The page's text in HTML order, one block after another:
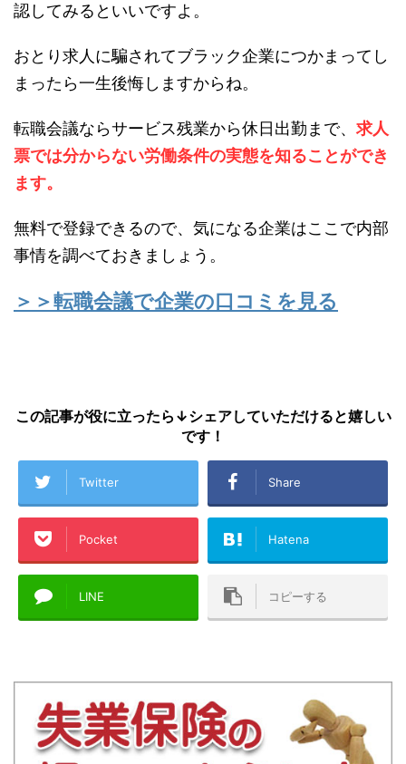
認してみるといいですよ。
おとり求人に騙されてブラック企業につかまってし
まったら一生後悔しますからね。
転職会議ならサービス残業から休日出勤まで、 求人
票では分からない労働条件の実態を知ることができ
ます。
無料で登録できるので、気になる企業はここで内部
事情を調べておきましょう。
＞＞転職会議で企業の口コミを見る
この記事が役に立ったら↓シェアしていただけると嬉しい
です！
Twitter Share
Pocket Hatena
LINE コピーする